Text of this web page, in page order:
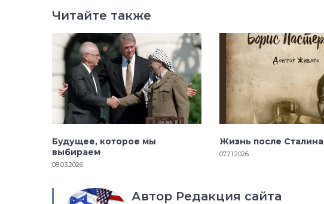
Читайте также
Будущее, которое мы
выбираем
08.03.2026
Жизнь после Сталина
07.21.2026
Автор Редакция сайта